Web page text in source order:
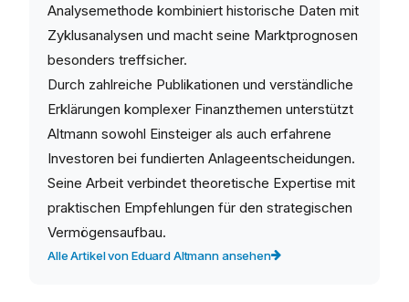
Analysemethode kombiniert historische Daten mit
Zyklusanalysen und macht seine Marktprognosen
besonders treffsicher.
Durch zahlreiche Publikationen und verständliche
Erklärungen komplexer Finanzthemen unterstützt
Altmann sowohl Einsteiger als auch erfahrene
Investoren bei fundierten Anlageentscheidungen.
Seine Arbeit verbindet theoretische Expertise mit
praktischen Empfehlungen für den strategischen
Vermögensaufbau.
Alle Artikel von Eduard Altmann ansehen